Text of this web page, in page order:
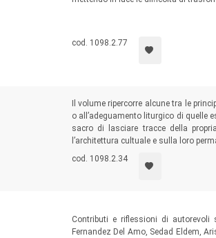
cod. 1098.2.77
Il volume ripercorre alcune tra le
o all’adeguamento liturgico di quelle
sacro di lasciare tracce della
l’architettura cultuale e sulla loro
cod. 1098.2.34
Contributi e riflessioni di
Fernandez Del Amo, Sedad Eldem,